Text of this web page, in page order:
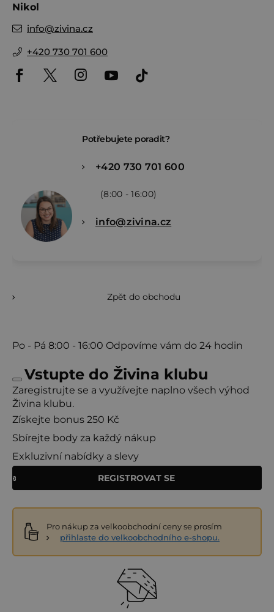
Nikol
info@zivina.cz
+420 730 701 600
Potřebujete poradit?
+420 730 701 600
(8:00 - 16:00)
info@zivina.cz
Zpět do obchodu
Po - Pá 8:00 - 16:00 Odpovíme vám do 24 hodin
Vstupte do Živina klubu
Zaregistrujte se a využívejte naplno všech výhod
Živina klubu.
Získejte bonus 250 Kč
Sbírejte body za každý nákup
Exkluzivní nabídky a slevy
REGISTROVAT SE
Pro nákup za velkoobchodní ceny se prosím
přihlaste do velkoobchodního e-shopu.